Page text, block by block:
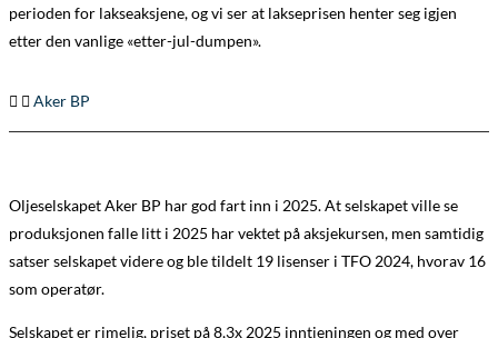
perioden for lakseaksjene, og vi ser at lakseprisen henter seg igjen
etter den vanlige «etter-jul-dumpen».
Aker BP
Oljeselskapet Aker BP har god fart inn i 2025. At selskapet ville se
produksjonen falle litt i 2025 har vektet på aksjekursen, men samtidig
satser selskapet videre og ble tildelt 19 lisenser i TFO 2024, hvorav 16
som operatør.
Selskapet er rimelig, priset på 8,3x 2025 inntjeningen og med over